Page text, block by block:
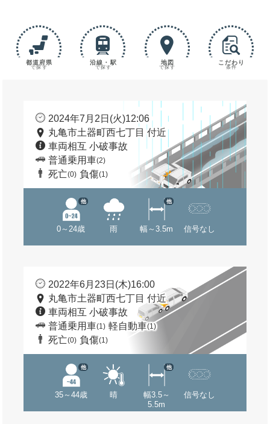
都道府県
で探す
沿線・駅
で探す
地図
で探す
こだわり
条件
2024年7月2日(火)12:06
丸亀市土器町西七丁目 付近
車両相互 小破事故
普通乗用車(2)
死亡(0) 負傷(1)
0～24歳
他
雨 幅～3.5m
他
信号なし
2022年6月23日(木)16:00
丸亀市土器町西七丁目 付近
車両相互 小破事故
普通乗用車(1) 軽自動車(1)
死亡(0) 負傷(1)
35～44歳
他
晴
幅3.5～
5.5m
他
信号なし